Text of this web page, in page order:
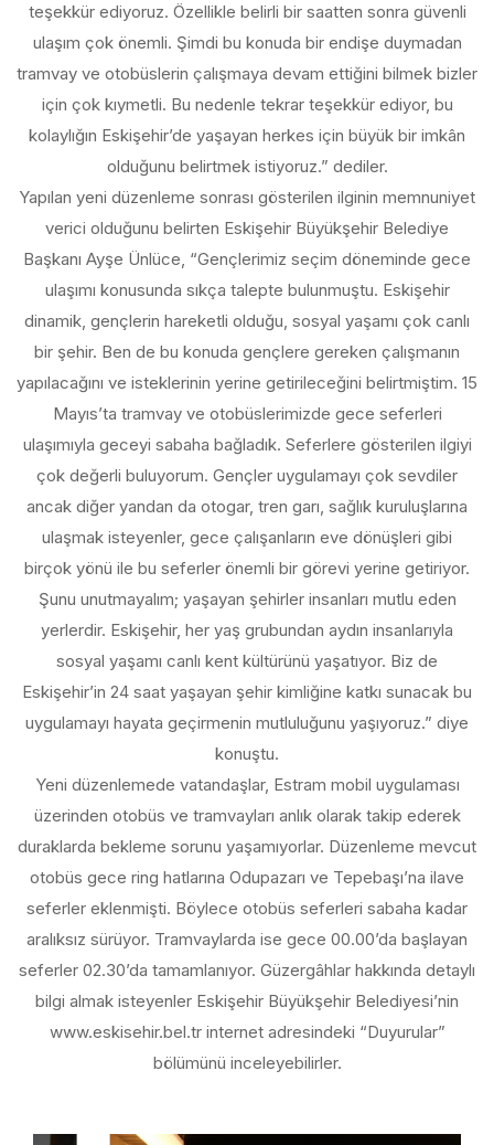
teşekkür ediyoruz. Özellikle belirli bir saatten sonra güvenli
ulaşım çok önemli. Şimdi bu konuda bir endişe duymadan
tramvay ve otobüslerin çalışmaya devam ettiğini bilmek bizler
için çok kıymetli. Bu nedenle tekrar teşekkür ediyor, bu
kolaylığın Eskişehir’de yaşayan herkes için büyük bir imkân
olduğunu belirtmek istiyoruz.” dediler.
Yapılan yeni düzenleme sonrası gösterilen ilginin memnuniyet
verici olduğunu belirten Eskişehir Büyükşehir Belediye
Başkanı Ayşe Ünlüce, “Gençlerimiz seçim döneminde gece
ulaşımı konusunda sıkça talepte bulunmuştu. Eskişehir
dinamik, gençlerin hareketli olduğu, sosyal yaşamı çok canlı
bir şehir. Ben de bu konuda gençlere gereken çalışmanın
yapılacağını ve isteklerinin yerine getirileceğini belirtmiştim. 15
Mayıs’ta tramvay ve otobüslerimizde gece seferleri
ulaşımıyla geceyi sabaha bağladık. Seferlere gösterilen ilgiyi
çok değerli buluyorum. Gençler uygulamayı çok sevdiler
ancak diğer yandan da otogar, tren garı, sağlık kuruluşlarına
ulaşmak isteyenler, gece çalışanların eve dönüşleri gibi
birçok yönü ile bu seferler önemli bir görevi yerine getiriyor.
Şunu unutmayalım; yaşayan şehirler insanları mutlu eden
yerlerdir. Eskişehir, her yaş grubundan aydın insanlarıyla
sosyal yaşamı canlı kent kültürünü yaşatıyor. Biz de
Eskişehir’in 24 saat yaşayan şehir kimliğine katkı sunacak bu
uygulamayı hayata geçirmenin mutluluğunu yaşıyoruz.” diye
konuştu.
Yeni düzenlemede vatandaşlar, Estram mobil uygulaması
üzerinden otobüs ve tramvayları anlık olarak takip ederek
duraklarda bekleme sorunu yaşamıyorlar. Düzenleme mevcut
otobüs gece ring hatlarına Odupazarı ve Tepebaşı’na ilave
seferler eklenmişti. Böylece otobüs seferleri sabaha kadar
aralıksız sürüyor. Tramvaylarda ise gece 00.00’da başlayan
seferler 02.30’da tamamlanıyor. Güzergâhlar hakkında detaylı
bilgi almak isteyenler Eskişehir Büyükşehir Belediyesi’nin
www.eskisehir.bel.tr internet adresindeki “Duyurular”
bölümünü inceleyebilirler.